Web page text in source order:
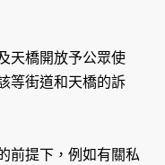
天橋開放予公眾使
等街道和天橋的訴
前提下，例如有關私